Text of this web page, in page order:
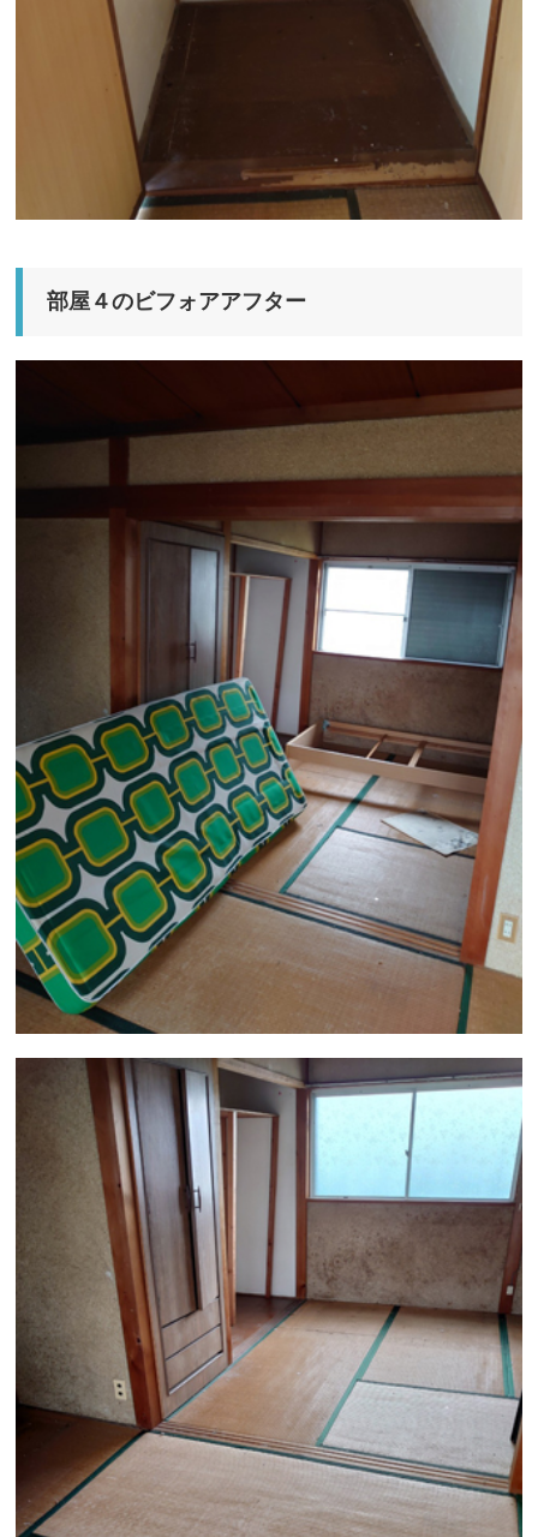
部屋４のビフォアアフター